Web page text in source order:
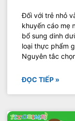
Đối với trẻ nhỏ
khuyến cáo mẹ
bổ sung dinh
loại thực phẩm
Nguyên tắc
ĐỌC TIẾP »